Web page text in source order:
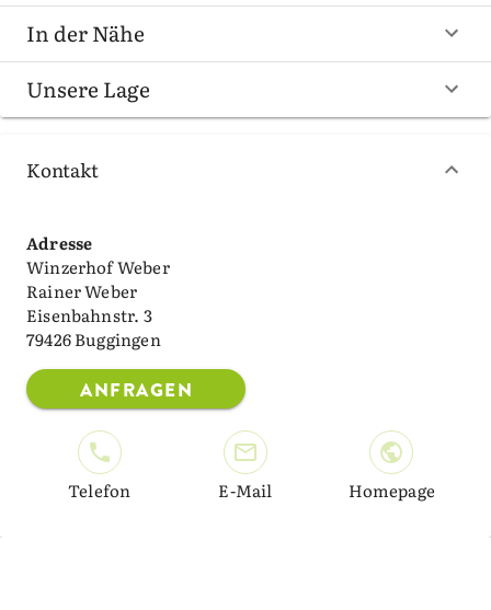
In der Nähe
Unsere Lage
Kontakt
Adresse
Winzerhof Weber
Rainer Weber
Eisenbahnstr. 3
79426 Buggingen
ANFRAGEN
Telefon E-Mail Homepage